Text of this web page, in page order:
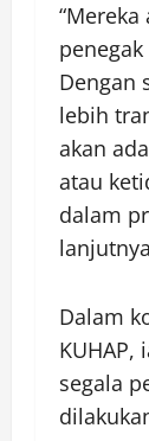
Dengan
lebih
akan
atau
dalam
Dalam
KUHAP,
segala